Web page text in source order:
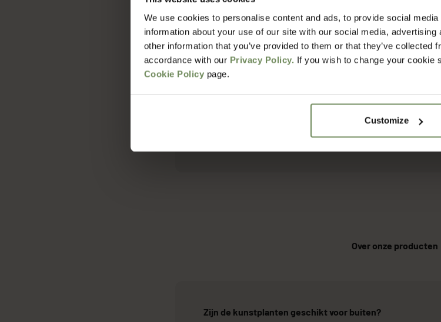
We use cookies to personalise content and ads, to provide social
information about your use of our site with our social media,
other information that you’ve provided to them or that they’ve
accordance with our Privacy Policy. If you wish to change your cookie
Cookie Policy page.
Customize
Hoe lang duur het voordat ik mijn bestelling ontvang?
Wat zijn de verzendkosten?
Met welke bezorgdienst werken jullie?
Hoe zit het met retourneren?
Over onze producten
Zijn de kunstplanten geschikt voor buiten?